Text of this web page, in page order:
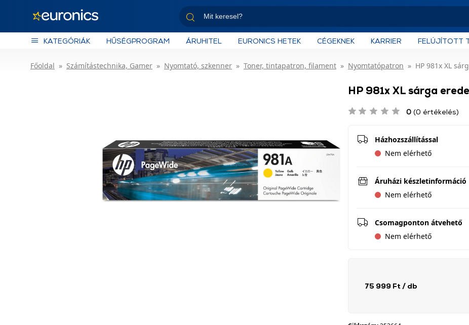
KATEGÓRIÁK HŰSÉGPROGRAM ÁRUHITEL EURONICS HETEK CÉGEKNEK KARRIER FELÚJÍTOTT
Főoldal Számítástechnika, Gamer Nyomtató, szkenner Toner, tintapatron, filament Nyomtatópatron HP 981x XL
HP 981x XL sárga
0 (0 értékelés)
Házhozszállítással
Nem elérhető
Áruházi készletinformáció
Nem elérhető
Csomagponton átvehető
Nem elérhető
75 999 Ft / db